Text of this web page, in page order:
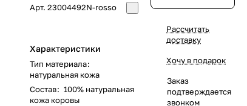
Арт. 23004492N-rosso
Характеристики
Тип материала:
натуральная кожа
Состав: 100% натуральная
кожа коровы
Рассчитать
доставку
Хочу в подарок
Заказ
подтверждается
звонком